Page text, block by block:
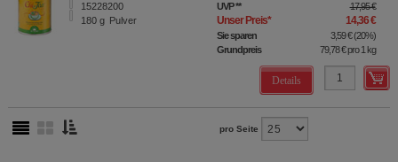
15228200
180 g Pulver
UVP** 17,95 €
Unser Preis* 14,36 €
Sie sparen 3,59 €(20%)
Grundpreis
79,78 €pro 1 kg
Details
pro Seite